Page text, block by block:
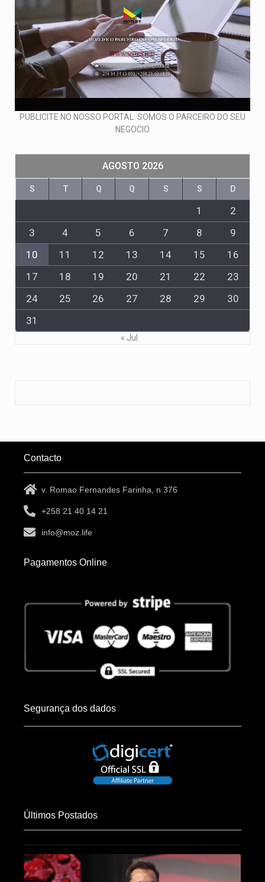
PUBLICITE NO NOSSO PORTAL: SOMOS O PARCEIRO DO SEU
NEGOCIO
AGOSTO 2026
S T Q Q S S D
1
2
3
4 5 6 7 8
9
10
11 12 13 14 15
16
17
18 19 20 21 22
23
24
25 26 27 28 29
30
31
« Jul
Contacto
v. Romao Fernandes Farinha, n 376
+258 21 40 14 21
info@moz.life
Pagamentos Online
Segurança dos dados
Últimos Postados